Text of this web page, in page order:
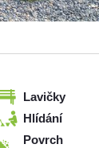
Lavičky
Hlídání
Povrch